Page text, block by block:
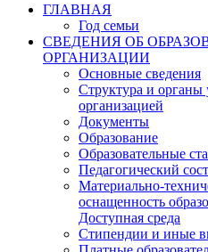
ГЛАВНАЯ
Год семьи
СВЕДЕНИЯ ОБ
ОРГАНИЗАЦИИ
Основные сведения
Структура и органы
организацией
Документы
Образование
Образовательные
Педагогический
Материально-
оснащенность
Доступная среда
Стипендии и иные